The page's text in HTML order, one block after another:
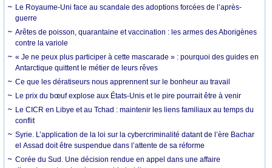
Le Royaume-Uni face au scandale des adoptions forcées de l’après-
guerre
Arêtes de poisson, quarantaine et vaccination : les armes des Aborigènes
contre la variole
« Je ne peux plus participer à cette mascarade » : pourquoi des guides en
Antarctique quittent le métier de leurs rêves
Ce que les dératiseurs nous apprennent sur le bonheur au travail
Le prix du bœuf explose aux États-Unis et le pire pourrait être à venir
Le CICR en Libye et au Tchad : maintenir les liens familiaux au temps du
conflit
Syrie. L’application de la loi sur la cybercriminalité datant de l’ère Bachar
el Assad doit être suspendue dans l’attente de sa réforme
Corée du Sud. Une décision rendue en appel dans une affaire